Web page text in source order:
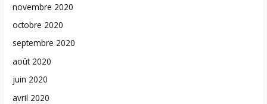
novembre 2020
octobre 2020
septembre 2020
août 2020
juin 2020
avril 2020